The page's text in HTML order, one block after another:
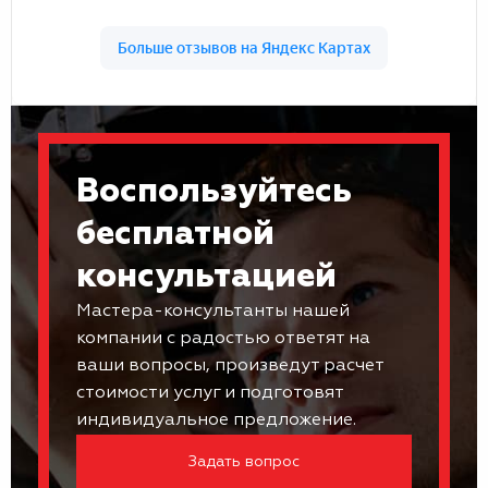
Воспользуйтесь
бесплатной
консультацией
Мастера-консультанты нашей
компании с радостью ответят на
ваши вопросы, произведут расчет
стоимости услуг и подготовят
индивидуальное предложение.
Задать вопрос